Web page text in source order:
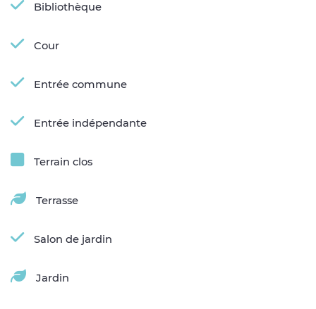
Bibliothèque
Cour
Entrée commune
Entrée indépendante
Terrain clos
Terrasse
Salon de jardin
Jardin